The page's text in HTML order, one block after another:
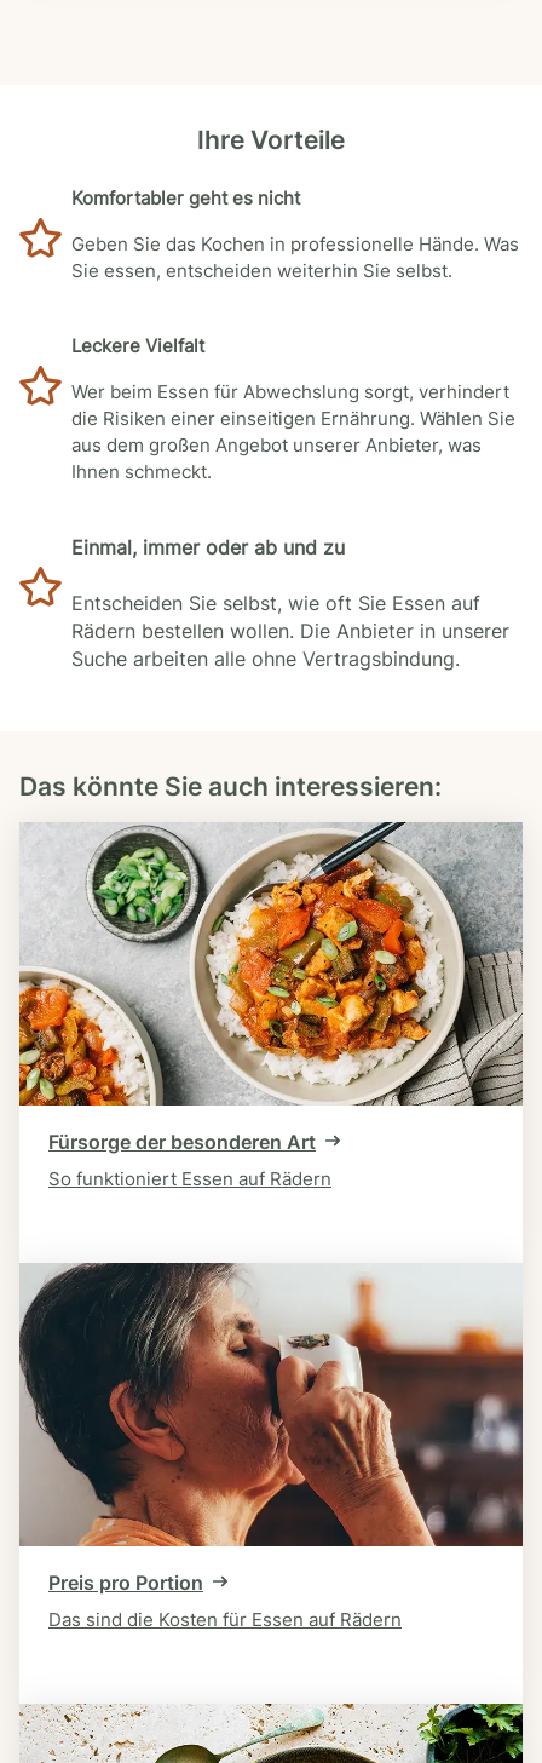
Ihre Vorteile
Komfortabler geht es nicht
Geben Sie das Kochen in professionelle Hände. Was
Sie essen, entscheiden weiterhin Sie selbst.
Leckere Vielfalt
Wer beim Essen für Abwechslung sorgt, verhindert
die Risiken einer einseitigen Ernährung. Wählen Sie
aus dem großen Angebot unserer Anbieter, was
Ihnen schmeckt.
Einmal, immer oder ab und zu
Entscheiden Sie selbst, wie oft Sie Essen auf
Rädern bestellen wollen. Die Anbieter in unserer
Suche arbeiten alle ohne Vertragsbindung.
Das könnte Sie auch interessieren:
Fürsorge der besonderen Art
So funktioniert Essen auf Rädern
Preis pro Portion
Das sind die Kosten für Essen auf Rädern